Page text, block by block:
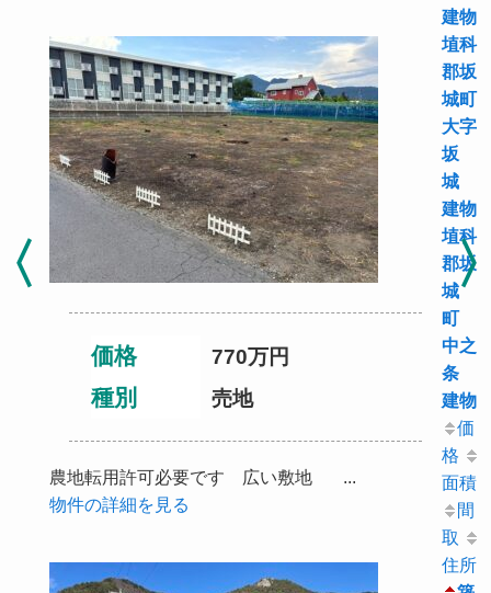
価格 770万円
種別 売地
農地転用許可必要です 広い敷地 ...
物件の詳細を見る
建物
埴科
郡坂
城町
大字
坂
城
建物
埴科
郡坂
城
町
中之
条
建物
価
格
面積
間
取
住所